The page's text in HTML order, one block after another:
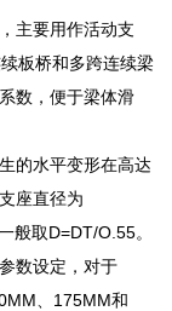
主要用作活动支
板桥和多跨连续梁
数，便于梁体滑
的水平变形在高达
座直径为
般取D=DT/O.55。
数设定，对于
、175MM和